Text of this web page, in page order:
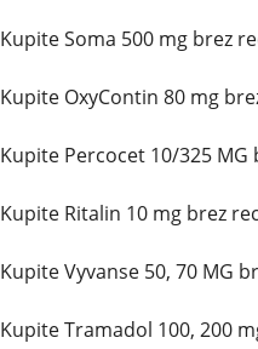
Kupite Soma 500 mg brez
Kupite OxyContin 80 mg
Kupite Percocet 10/325
Kupite Ritalin 10 mg brez
Kupite Vyvanse 50, 70 MG
Kupite Tramadol 100, 200